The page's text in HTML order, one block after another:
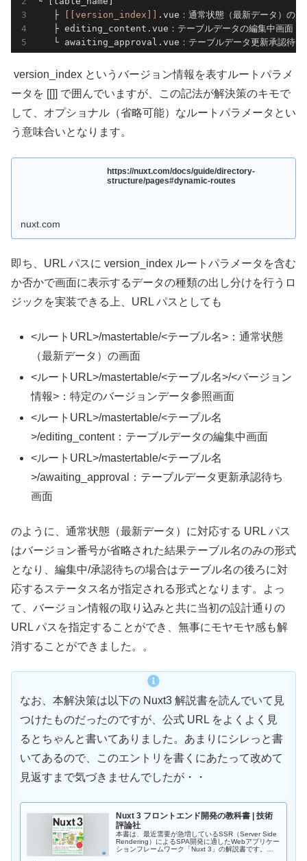
   ├
[[version_index]]
.vue：通常状態（最新データ）の
   ├ editing_content.vue：テーブルデータの編集中画面
└ awaiting_approval.vue：テーブルデータ更新承認待ち
version_index というバージョン情報を表すルートパラメ
ータを [[]] で囲んでいますが、この記法が解決策のキモで
して、オプショナル（省略可能）なルートパラメータとい
う意味合いとなります。
https://nuxt.com/docs/guide/directory-
structure/pages#dynamic-routes
nuxt.com
即ち、URL パスに version_index ルートパラメータを含む
か否かで画面に表示するデータの種類の出し分けを行うロ
ジックを実装できる上、URL パスとしても
<ルートURL>/mastertable/<テーブル名>：通常状態
（最新データ）の画面
<ルートURL>/mastertable/<テーブル名>/<バージョン
情報>：特定のバージョンデータ参照画面
<ルートURL>/mastertable/<テーブル名
>/editing_content：テーブルデータの編集中画面
<ルートURL>/mastertable/<テーブル名
>/awaiting_approval：テーブルデータ更新承認待ち
画面
のように、通常状態（最新データ）に対応する URL パス
はバージョン番号が省略された結果テーブル名のみの形式
となり、編集中/承認待ちの場合はテーブル名の後ろに対
応するステータス名が指定される形式となります。よっ
て、バージョン情報の取り込みと共に当初の設計通りの
URL パスを指定することができ、無事にモヤモヤ感も解
消することができました。。
なお、本解決策は以下の Nuxt3 解説書を読んでいて見
つけたものだったのですが、公式 URL をよくよく見
るとちゃんと書いてありました。あまりにシレっと書
いてあるので、このエントリを書くにあたって改めて
見返すまで気づきませんでしたが・・
Nuxt 3 フロントエンド開発の教科書 | 技術
評論社
本書は、最近需要が急増しているSSR（Server Side
Rendering）によるSPA開発に適したWebアプリケー
ションフレームワーク「Nuxt 3」の解説書です。